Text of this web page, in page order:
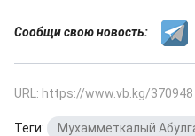
Сообщи свою новость:
URL: https://www.vb.kg/370948
Теги: Мухамметкалый